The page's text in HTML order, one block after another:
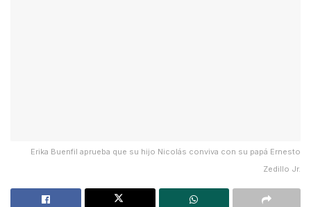
Erika Buenfil aprueba que su hijo Nicolás conviva con su papá Ernesto
Zedillo Jr.